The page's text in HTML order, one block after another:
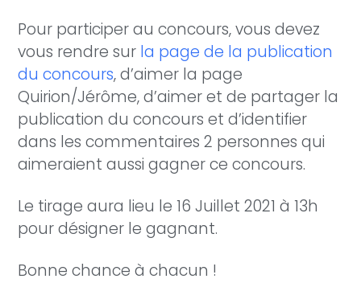
Pour participer au concours, vous devez
vous rendre sur la page de la publication
du concours, d’aimer la page
Quirion/Jérôme, d’aimer et de partager la
publication du concours et d’identifier
dans les commentaires 2 personnes qui
aimeraient aussi gagner ce concours.
Le tirage aura lieu le 16 Juillet 2021 à 13h
pour désigner le gagnant.
Bonne chance à chacun !